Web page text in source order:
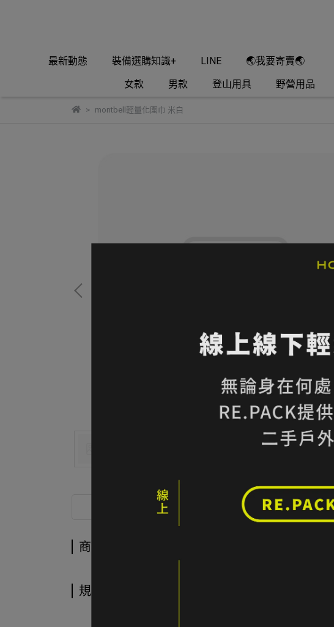
最新動態 裝備選購知識+ LINE 🌏我要寄賣🌏
女款
男款 登山用具 野營用品
montbell輕量化圍巾 米白
商品介紹
商品介紹
規格說明